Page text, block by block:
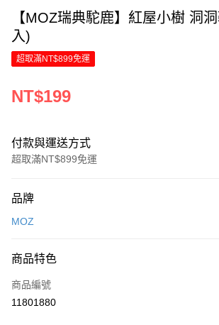
【MOZ瑞典駝鹿】紅屋小樹 洞
入)
超取滿NT$899免運
NT$199
付款與運送方式
超取滿NT$899免運
信用卡一次付款
Apple Pay
街口支付
品牌
MOZ
商品特色
商品編號
11801880